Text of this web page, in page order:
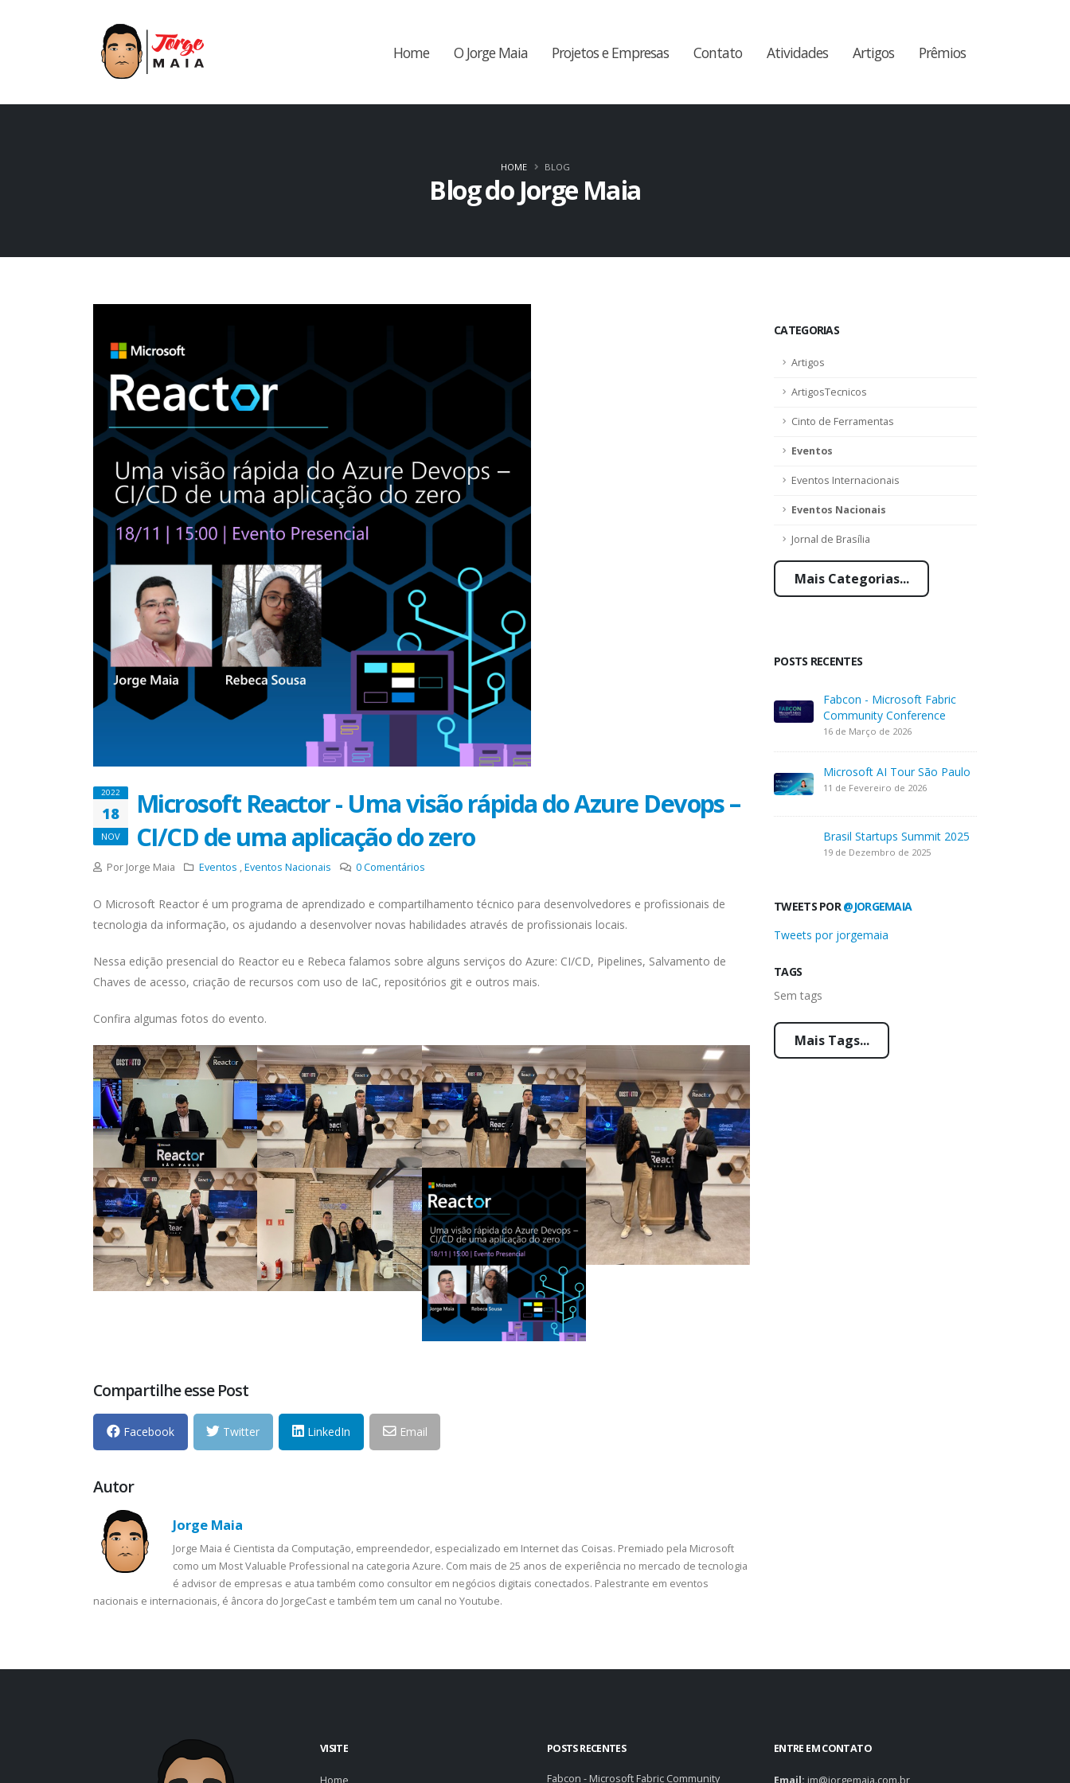
Home O Jorge Maia Projetos e Empresas Contato Atividades Artigos Prêmios
Blog do Jorge Maia
HOME BLOG
CATEGORIAS
Artigos
ArtigosTecnicos
Cinto de Ferramentas
Eventos
Eventos Internacionais
Eventos Nacionais
Jornal de Brasília
Mais Categorias...
POSTS RECENTES
Fabcon - Microsoft Fabric
Community Conference
16 de Março de 2026
Microsoft AI Tour São Paulo
11 de Fevereiro de 2026
Brasil Startups Summit 2025
19 de Dezembro de 2025
TWEETS POR@JORGEMAIA
Tweets por jorgemaia
TAGS
Sem tags
Mais Tags...
2022
18
NOV
Microsoft Reactor - Uma visão rápida do Azure Devops –
CI/CD de uma aplicação do zero
Por Jorge Maia Eventos ,Eventos Nacionais 0Comentários
O Microsoft Reactor é um programa de aprendizado e compartilhamento técnico para desenvolvedores e profissionais de
tecnologia da informação, os ajudando a desenvolver novas habilidades através de profissionais locais.
Nessa edição presencial do Reactor eu e Rebeca falamos sobre alguns serviços do Azure: CI/CD, Pipelines, Salvamento de
Chaves de acesso, criação de recursos com uso de IaC, repositórios git e outros mais.
Confira algumas fotos do evento.
Compartilhe esse Post
Facebook Twitter LinkedIn Email
Autor
Jorge Maia
Jorge Maia é Cientista da Computação, empreendedor, especializado em Internet das Coisas. Premiado pela Microsoft
como um Most Valuable Professional na categoria Azure. Com mais de 25 anos de experiência no mercado de tecnologia
é advisor de empresas e atua também como consultor em negócios digitais conectados. Palestrante em eventos
nacionais e internacionais, é âncora do JorgeCast e também tem um canal no Youtube.
VISITE
Home
POSTS RECENTES
Fabcon - Microsoft Fabric Community
ENTRE EM CONTATO
Email: jm@jorgemaia.com.br